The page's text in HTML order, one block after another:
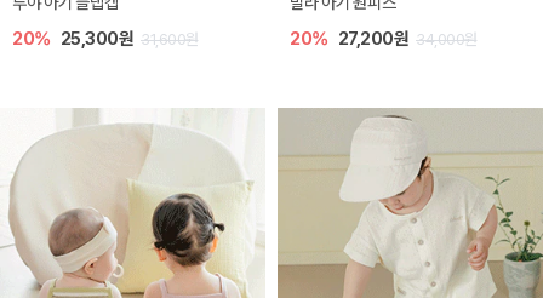
20% 25,300원 31,600원 20% 27,200원 34,000원